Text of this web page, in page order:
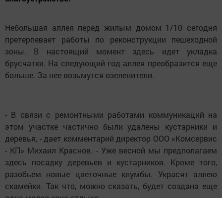
Небольшая аллея перед жилым домом 1/10 сегодня
претерпевает работы по реконструкции пешеходной
зоны. В настоящий момент здесь идет укладка
брусчатки. На следующий год аллея преобразится еще
больше. За нее возьмутся озеленители.
- В связи с ремонтными работами коммуникаций на
этом участке частично были удалены кустарники и
деревья, - дает комментарий директор ООО «Комсервис
- КП» Михаил Краснов. - Уже весной мы предполагаем
здесь посадку деревьев и кустарников. Кроме того,
разобьем новые цветочные клумбы. Украсят аллею
скамейки. Так что, можно сказать, будет создана еще